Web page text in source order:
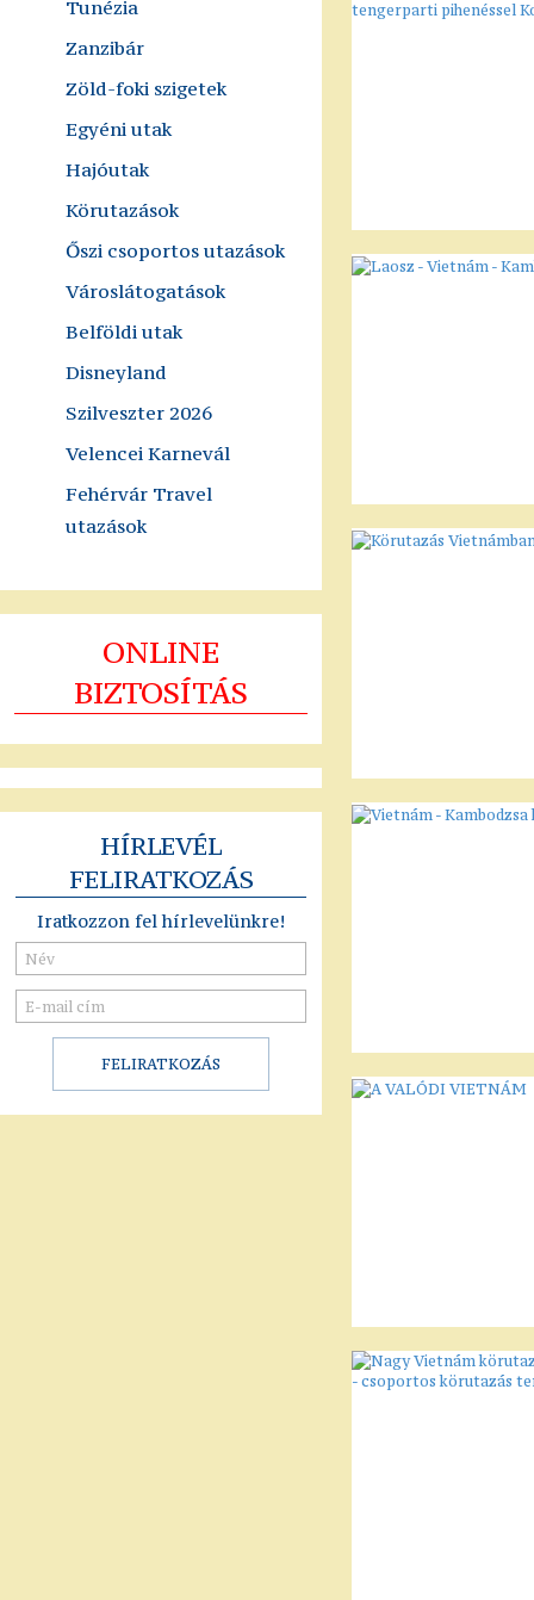
Tunézia
Zanzibár
Zöld-foki szigetek
Egyéni utak
Hajóutak
Körutazások
Őszi csoportos utazások
Városlátogatások
Belföldi utak
Disneyland
Szilveszter 2026
Velencei Karnevál
Fehérvár Travel
utazások
ONLINE
BIZTOSÍTÁS
HÍRLEVÉL
FELIRATKOZÁS
Iratkozzon fel hírlevelünkre!